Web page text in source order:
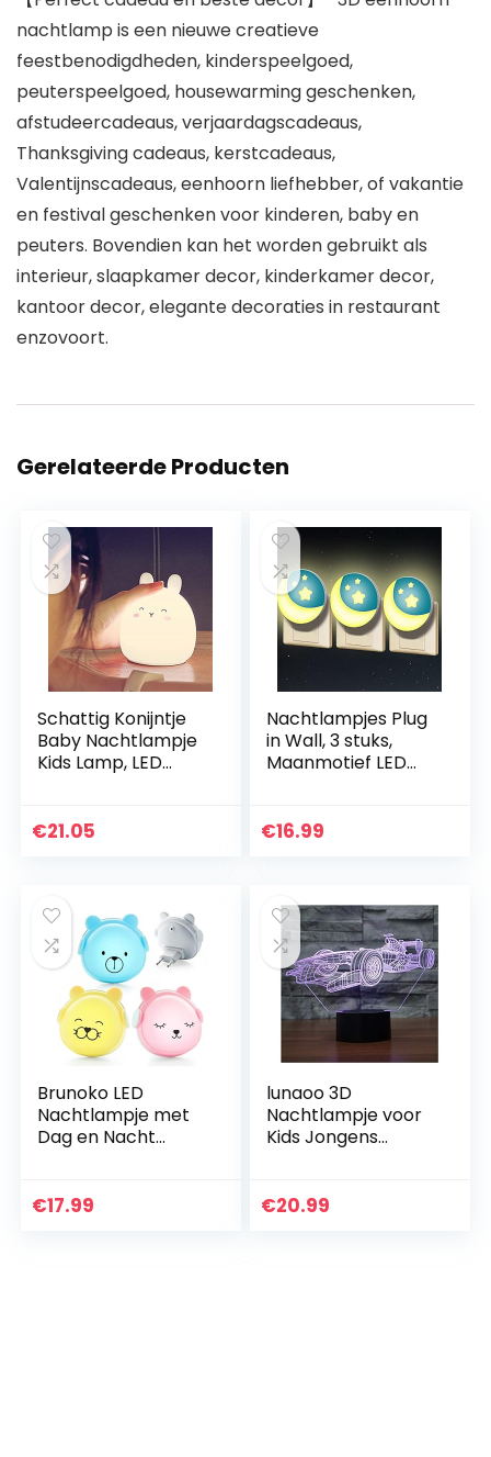
nachtlamp is een nieuwe creatieve
feestbenodigdheden, kinderspeelgoed,
peuterspeelgoed, housewarming geschenken,
afstudeercadeaus, verjaardagscadeaus,
Thanksgiving cadeaus, kerstcadeaus,
Valentijnscadeaus, eenhoorn liefhebber, of vakantie
en festival geschenken voor kinderen, baby en
peuters. Bovendien kan het worden gebruikt als
interieur, slaapkamer decor, kinderkamer decor,
kantoor decor, elegante decoraties in restaurant
enzovoort.
Gerelateerde Producten
Schattig Konijntje
Baby Nachtlampje
Kids Lamp, LED
USB Oplaadbare
€21.05
Nachtlampjes Plug
in Wall, 3 stuks,
Maanmotief LED
Kinder Slaapkamer
€16.99
Brunoko LED
Nachtlampje met
Dag en Nacht
Nachtlampje
€17.99
lunaoo 3D
Nachtlampje voor
Kids Jongens
Slaapkamer Naast
€20.99